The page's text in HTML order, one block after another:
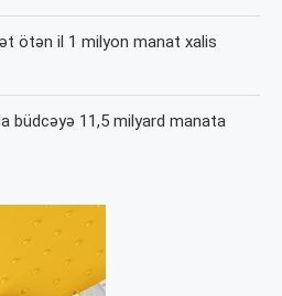
ötən il 1 milyon manat xalis
büdcəyə 11,5 milyard manata